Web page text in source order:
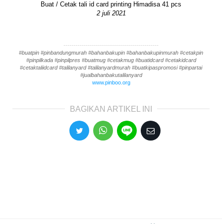
Buat / Cetak tali id card printing Himadisa 41 pcs
2 juli 2021
------------------------------------------------
#buatpin #pinbandungmurah #bahanbakupin #bahanbakupinmurah #cetakpin
#pinpilkada #pinpilpres #buatmug #cetakmug #buatidcard #cetakidcard
#cetaktaliidcard #talilanyard #talilanyardmurah #buatkipaspromosi #pinpartai
#jualbahanbakutalilanyard
www.pinboo.org
BAGIKAN ARTIKEL INI